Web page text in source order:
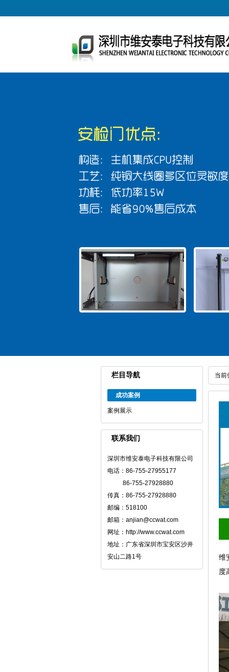
栏目导航
成功案例
案例展示
联系我们
深圳市维安泰电子科技有限公司
电话：86-755-27955177
86-755-27928880
传真：86-755-27928880
邮编：518100
邮箱：anjian@ccwat.com
网址：http://www.ccwat.com
地址：广东省深圳市宝安区沙井
安山二路1号
当前
维
度